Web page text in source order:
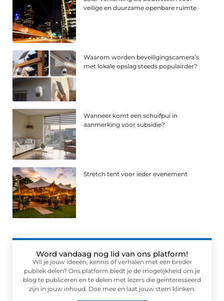
veilige en duurzame openbare ruimte
Waarom worden beveiligingscamera’s
met lokale opslag steeds populairder?
Wanneer komt een schuifpui in
aanmerking voor subsidie?
Stretch tent voor ieder evenement
Word vandaag nog lid van ons platform!
Wil je jouw ideeën, kennis of verhalen met een breder
publiek delen? Ons platform biedt je de mogelijkheid om je
blog te publiceren en te delen met lezers die geïnteresseerd
zijn in jouw inhoud. Doe mee en laat jouw stem klinken.